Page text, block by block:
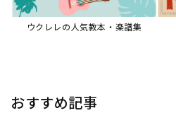
ウクレレの人気教本・楽譜集
おすすめ記事